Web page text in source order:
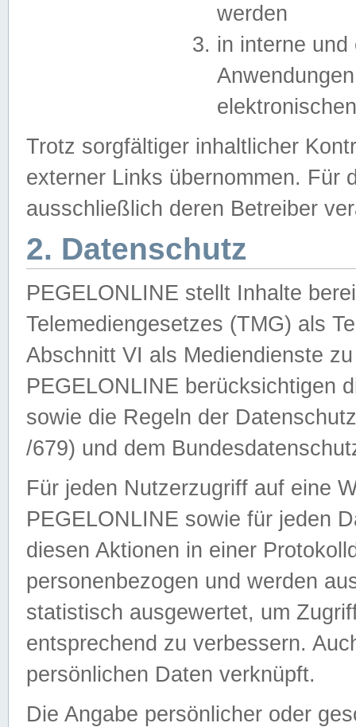
werden
in interne
Trotz sorgfältiger inhaltlicher
externer Links übernommen. Für
ausschließlich deren Betreiber
2. Datenschutz
PEGELONLINE stellt Inhalte
Telemediengesetzes (TMG) als
Abschnitt VI als Mediendienste
PEGELONLINE berücksichtigen
sowie die Regeln der
/679) und dem
Für jeden Nutzerzugriff auf eine
PEGELONLINE sowie für jeden
diesen Aktionen in einer
personenbezogen und werden
statistisch ausgewertet, um
entsprechend zu verbessern.
persönlichen Daten verknüpft.
Die Angabe persönlicher oder